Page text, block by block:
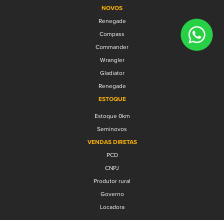
NOVOS
Renegade
Compass
Commander
Wrangler
Gladiator
Renegade
ESTOQUE
Estoque 0km
Seminovos
VENDAS DIRETAS
PCD
CNPJ
Produtor rural
Governo
Locadora